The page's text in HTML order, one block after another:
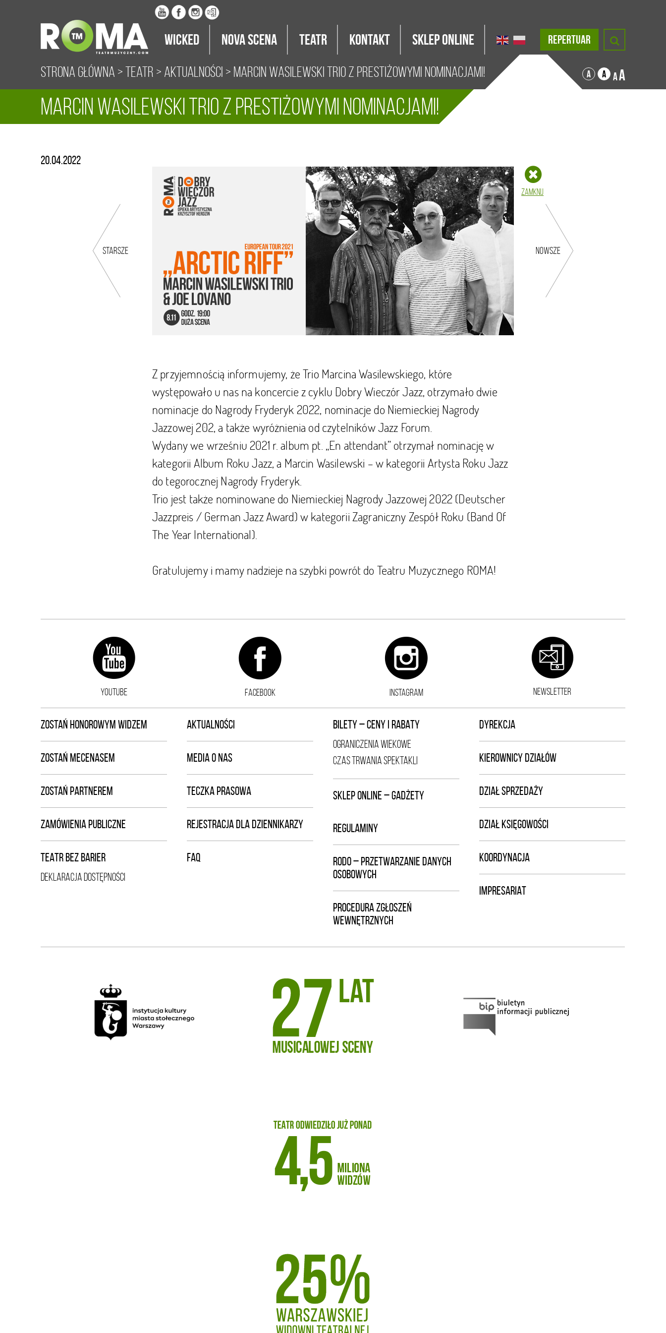
Wicked Nova Scena Teatr Kontakt Sklep Online REPERTUAR
Strona główna >Teatr > Aktualności > Marcin Wasilewski Trio z prestiżowymi nominacjami! A A AA
Marcin Wasilewski Trio z prestiżowymi nominacjami!
20.04.2022
Zamknij
nowsze
starsze
Z przyjemnością informujemy, że Trio Marcina Wasilewskiego, które
występowało u nas na koncercie z cyklu Dobry Wieczór Jazz, otrzymało dwie
nominacje do Nagrody Fryderyk 2022, nominacje do Niemieckiej Nagrody
Jazzowej 202, a także wyróżnienia od czytelników Jazz Forum.
Wydany we wrześniu 2021 r. album pt. „En attendant” otrzymał nominację w
kategorii Album Roku Jazz, a Marcin Wasilewski – w kategorii Artysta Roku Jazz
do tegorocznej Nagrody Fryderyk.
Trio jest także nominowane do Niemieckiej Nagrody Jazzowej 2022 (Deutscher
Jazzpreis / German Jazz Award) w kategorii Zagraniczny Zespół Roku (Band Of
The Year International).
Gratulujemy i mamy nadzieje na szybki powrót do Teatru Muzycznego ROMA!
YOUTUBE FACEBOOK INSTAGRAM NEWSLETTER
ZOSTAŃ HONOROWYM WIDZEM
ZOSTAŃ MECENASEM
ZOSTAŃ PARTNEREM
ZAMÓWIENIA PUBLICZNE
TEATR BEZ BARIER
DEKLARACJA DOSTĘPNOŚCI
AKTUALNOŚCI
MEDIA O NAS
TECZKA PRASOWA
REJESTRACJA DLA DZIENNIKARZY
FAQ
BILETY – CENY I RABATY
OGRANICZENIA WIEKOWE
CZAS TRWANIA SPEKTAKLI
SKLEP ONLINE – GADŻETY
REGULAMINY
RODO – PRZETWARZANIE DANYCH
OSOBOWYCH
PROCEDURA ZGŁOSZEŃ
WEWNĘTRZNYCH
DYREKCJA
KIEROWNICY DZIAŁÓW
DZIAŁ SPRZEDAŻY
DZIAŁ KSIĘGOWOŚCI
KOORDYNACJA
IMPRESARIAT